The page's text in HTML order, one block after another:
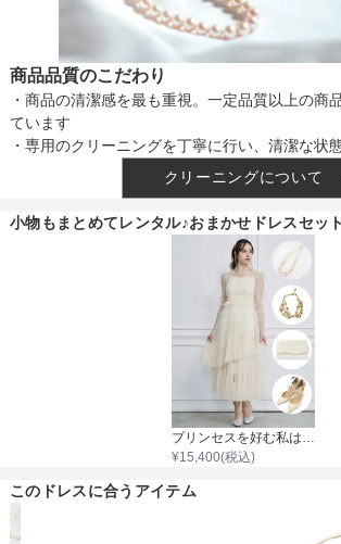
商品品質のこだわり
・商品の清潔感を最も重視。一定品質以上の商
ています
・専用のクリーニングを丁寧に行い、清潔な状
クリーニングについて
小物もまとめてレンタル♪おまかせドレスセット
¥15,400(税込)
このドレスに合うアイテム